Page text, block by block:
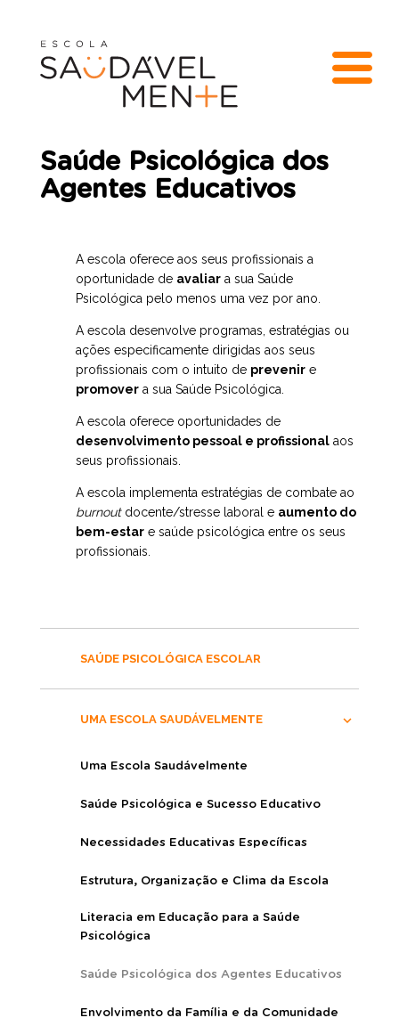
Saúde Psicológica dos
Agentes Educativos
A escola oferece aos seus profissionais a
oportunidade de avaliar a sua Saúde
Psicológica pelo menos uma vez por ano.
A escola desenvolve programas, estratégias ou
ações especificamente dirigidas aos seus
profissionais com o intuito de prevenir e
promover a sua Saúde Psicológica.
A escola oferece oportunidades de
desenvolvimento pessoal e profissional aos
seus profissionais.
A escola implementa estratégias de combate ao
burnout docente/stresse laboral e aumento do
bem-estar e saúde psicológica entre os seus
profissionais.
SAÚDE PSICOLÓGICA ESCOLAR
UMA ESCOLA SAUDÁVELMENTE
Uma Escola Saudávelmente
Saúde Psicológica e Sucesso Educativo
Necessidades Educativas Específicas
Estrutura, Organização e Clima da Escola
Literacia em Educação para a Saúde
Psicológica
Saúde Psicológica dos Agentes Educativos
Envolvimento da Família e da Comunidade